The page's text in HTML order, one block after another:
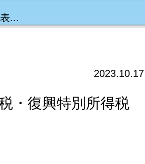
...
2023.10.17
・復興特別所得税